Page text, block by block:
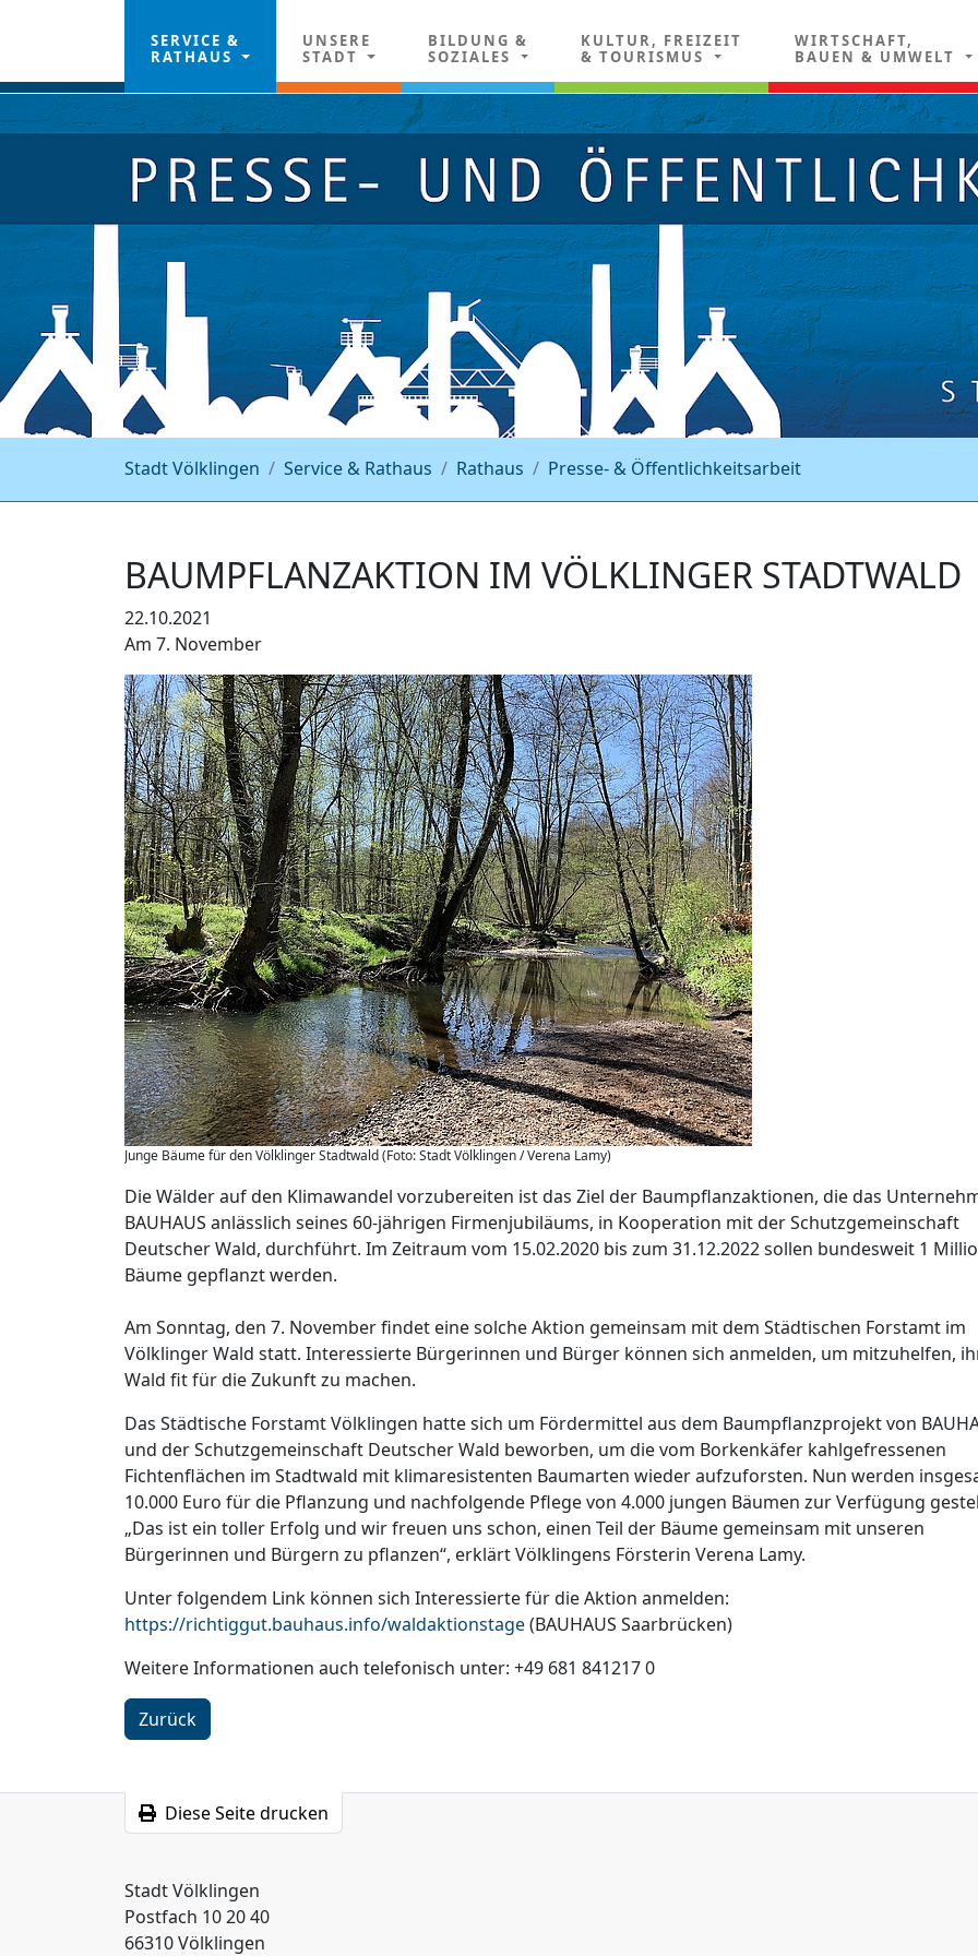
SERVICE &
RATHAUS
UNSERE
STADT
BILDUNG &
SOZIALES
KULTUR, FREIZEIT
& TOURISMUS
WIRTSCHAFT,
BAUEN & UMWELT
Stadt Völklingen Service & Rathaus Rathaus Presse- & Öffentlichkeitsarbeit
BAUMPFLANZAKTION IM VÖLKLINGER STADTWALD
22.10.2021
Am 7. November
Junge Bäume für den Völklinger Stadtwald (Foto: Stadt Völklingen / Verena Lamy)
Die Wälder auf den Klimawandel vorzubereiten ist das Ziel der Baumpflanzaktionen, die das
BAUHAUS anlässlich seines 60-jährigen Firmenjubiläums, in Kooperation mit der Schutzgemeinschaft
Deutscher Wald, durchführt. Im Zeitraum vom 15.02.2020 bis zum 31.12.2022 sollen bundesweit 1
Bäume gepflanzt werden.
Am Sonntag, den 7. November findet eine solche Aktion gemeinsam mit dem Städtischen Forstamt im
Völklinger Wald statt. Interessierte Bürgerinnen und Bürger können sich anmelden, um mitzuhelfen,
Wald fit für die Zukunft zu machen.
Das Städtische Forstamt Völklingen hatte sich um Fördermittel aus dem Baumpflanzprojekt von
und der Schutzgemeinschaft Deutscher Wald beworben, um die vom Borkenkäfer kahlgefressenen
Fichtenflächen im Stadtwald mit klimaresistenten Baumarten wieder aufzuforsten. Nun werden
10.000 Euro für die Pflanzung und nachfolgende Pflege von 4.000 jungen Bäumen zur Verfügung
„Das ist ein toller Erfolg und wir freuen uns schon, einen Teil der Bäume gemeinsam mit unseren
Bürgerinnen und Bürgern zu pflanzen“, erklärt Völklingens Försterin Verena Lamy.
Unter folgendem Link können sich Interessierte für die Aktion anmelden:
https://richtiggut.bauhaus.info/waldaktionstage(BAUHAUS Saarbrücken)
Weitere Informationen auch telefonisch unter: +49 681 841217 0
Zurück
Diese Seite drucken
Stadt Völklingen
Postfach 10 20 40
66310 Völklingen